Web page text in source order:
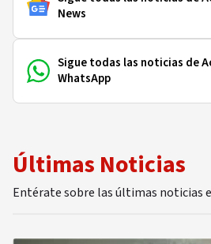
News
Sigue todas las noticias de
WhatsApp